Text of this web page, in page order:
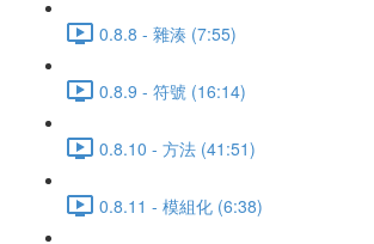
0.8.8 - 雜湊 (7:55)
0.8.9 - 符號 (16:14)
0.8.10 - 方法 (41:51)
0.8.11 - 模組化 (6:38)